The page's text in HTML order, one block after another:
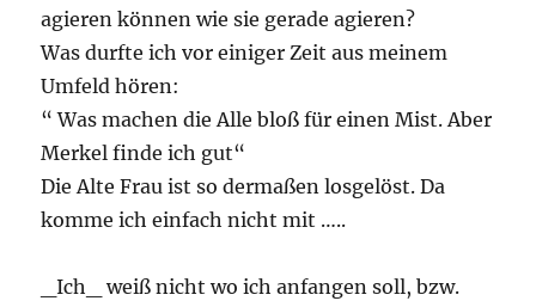
agieren können wie sie gerade agieren?
Was durfte ich vor einiger Zeit aus meinem
Umfeld hören:
“ Was machen die Alle bloß für einen Mist. Aber
Merkel finde ich gut“
Die Alte Frau ist so dermaßen losgelöst. Da
komme ich einfach nicht mit …..
_Ich_ weiß nicht wo ich anfangen soll, bzw.